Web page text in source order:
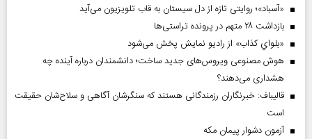
«آسباد»؛ روایتی تازه از دل سیستان به قاب تلویزیون می‌آید
بازداشت ۲۸ متهم در پرونده تراستی‌ها
«بلواي کذاب» از رادیو نمایش پخش می‌شود
هوش مصنوعی ویروس‌های جدید ساخت؛ دانشمندان درباره آینده چه
هشداری می‌دهند؟
قالیباف: خبرنگاران رزمندگانی هستند که سنگرشان آگاهی و سلاح‌شان حقیقت
است
آزمون دشوار پیمان مکه